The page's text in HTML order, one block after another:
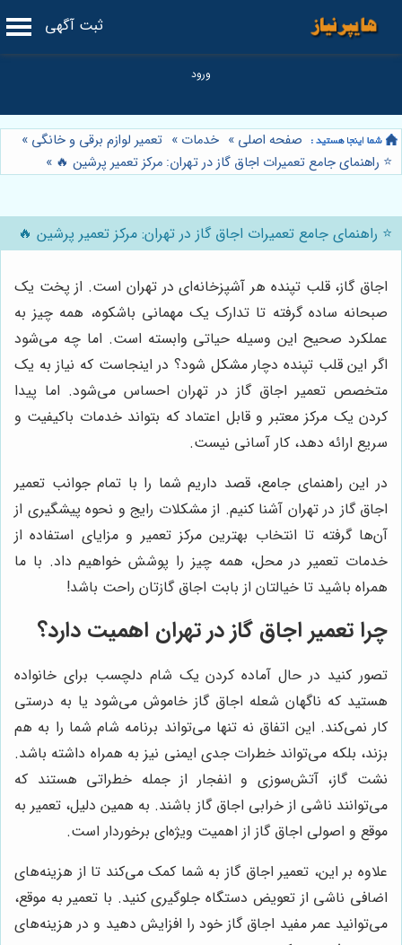
ثبت آگهی
صفحه اصلی » خدمات » تعمیر لوازم برقی و خانگی »
⭐️ راهنمای جامع تعمیرات اجاق گاز در تهران: مرکز تعمیر پرشین 🔥 »
⭐️ راهنمای جامع تعمیرات اجاق گاز در تهران: مرکز تعمیر پرشین 🔥
اجاق گاز، قلب تپنده هر آشپزخانه‌ای در تهران است. از پخت یک
صبحانه ساده گرفته تا تدارک یک مهمانی باشکوه، همه چیز به
عملکرد صحیح این وسیله حیاتی وابسته است. اما چه می‌شود
اگر این قلب تپنده دچار مشکل شود؟ در اینجاست که نیاز به یک
متخصص تعمیر اجاق گاز در تهران احساس می‌شود. اما پیدا
کردن یک مرکز معتبر و قابل اعتماد که بتواند خدمات باکیفیت و
سریع ارائه دهد، کار آسانی نیست.
در این راهنمای جامع، قصد داریم شما را با تمام جوانب تعمیر
اجاق گاز در تهران آشنا کنیم. از مشکلات رایج و نحوه پیشگیری از
آن‌ها گرفته تا انتخاب بهترین مرکز تعمیر و مزایای استفاده از
خدمات تعمیر در محل، همه چیز را پوشش خواهیم داد. با ما
همراه باشید تا خیالتان از بابت اجاق گازتان راحت باشد!
چرا تعمیر اجاق گاز در تهران اهمیت دارد؟
تصور کنید در حال آماده کردن یک شام دلچسب برای خانواده
هستید که ناگهان شعله اجاق گاز خاموش می‌شود یا به درستی
کار نمی‌کند. این اتفاق نه تنها می‌تواند برنامه شام شما را به هم
بزند، بلکه می‌تواند خطرات جدی ایمنی نیز به همراه داشته باشد.
نشت گاز، آتش‌سوزی و انفجار از جمله خطراتی هستند که
می‌توانند ناشی از خرابی اجاق گاز باشند. به همین دلیل، تعمیر به
موقع و اصولی اجاق گاز از اهمیت ویژه‌ای برخوردار است.
علاوه بر این، تعمیر اجاق گاز به شما کمک می‌کند تا از هزینه‌های
اضافی ناشی از تعویض دستگاه جلوگیری کنید. با تعمیر به موقع،
می‌توانید عمر مفید اجاق گاز خود را افزایش دهید و در هزینه‌های